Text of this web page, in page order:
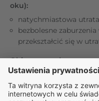
oku):
natychmiastowa
bezbolesne
przekształcić się w
Objawy zawału serca:
ból w klatce
nacisku, ociężałość,
uczucie ściskania lub